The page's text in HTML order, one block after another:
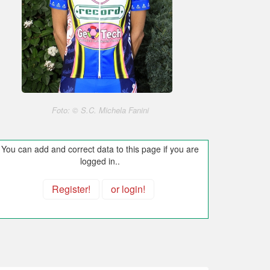
Foto: © S.C. Michela Fanini
You can add and correct data to this page if you are
logged in..
Register! or login!